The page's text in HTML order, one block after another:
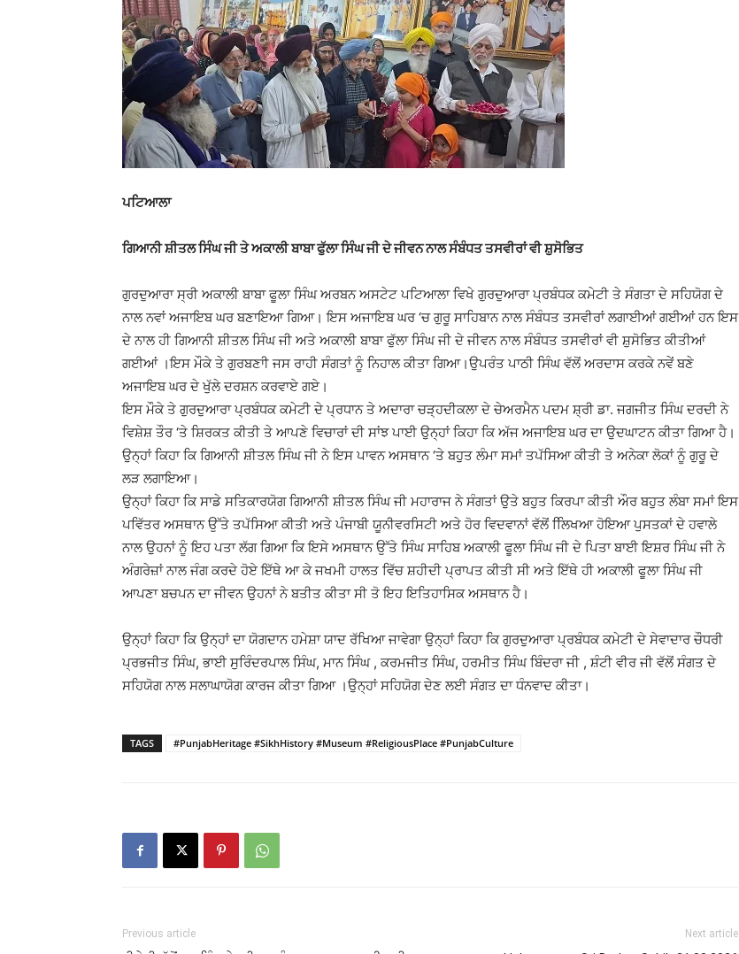
ਪਟਿਆਲਾ
ਗਿਆਨੀ ਸ਼ੀਤਲ ਸਿੰਘ ਜੀ ਤੇ ਅਕਾਲੀ ਬਾਬਾ ਫੁੱਲਾ ਸਿੰਘ ਜੀ ਦੇ ਜੀਵਨ ਨਾਲ ਸੰਬੰਧਤ ਤਸਵੀਰਾਂ ਵੀ ਸ਼ੁਸੋਭਿਤ
ਗੁਰਦੁਆਰਾ ਸ੍ਰੀ ਅਕਾਲੀ ਬਾਬਾ ਫੂਲਾ ਸਿੰਘ ਅਰਬਨ ਅਸਟੇਟ ਪਟਿਆਲਾ ਵਿਖੇ ਗੁਰਦੁਆਰਾ ਪ੍ਰਬੰਧਕ ਕਮੇਟੀ ਤੇ ਸੰਗਤਾ ਦੇ ਸਹਿਯੋਗ ਦੇ
ਨਾਲ ਨਵਾਂ ਅਜਾਇਬ ਘਰ ਬਣਾਇਆ ਗਿਆ। ਇਸ ਅਜਾਇਬ ਘਰ ‘ਚ ਗੁਰੂ ਸਾਹਿਬਾਨ ਨਾਲ ਸੰਬੰਧਤ ਤਸਵੀਰਾਂ ਲਗਾਈਆਂ ਗਈਆਂ ਹਨ ਇਸ
ਦੇ ਨਾਲ ਹੀ ਗਿਆਨੀ ਸ਼ੀਤਲ ਸਿੰਘ ਜੀ ਅਤੇ ਅਕਾਲੀ ਬਾਬਾ ਫੁੱਲਾ ਸਿੰਘ ਜੀ ਦੇ ਜੀਵਨ ਨਾਲ ਸੰਬੰਧਤ ਤਸਵੀਰਾਂ ਵੀ ਸ਼ੁਸੋਭਿਤ ਕੀਤੀਆਂ
ਗਈਆਂ ।ਇਸ ਮੌਕੇ ਤੇ ਗੁਰਬਣਾੀ ਜਸ ਰਾਹੀ ਸੰਗਤਾਂ ਨੂੰ ਨਿਹਾਲ ਕੀਤਾ ਗਿਆ।ਉਪਰੰਤ ਪਾਠੀ ਸਿੰਘ ਵੱਲੋਂ ਅਰਦਾਸ ਕਰਕੇ ਨਵੇਂ ਬਣੇ
ਅਜਾਇਬ ਘਰ ਦੇ ਖੁੱਲੇ ਦਰਸ਼ਨ ਕਰਵਾਏ ਗਏ।
ਇਸ ਮੌਕੇ ਤੇ ਗੁਰਦੁਆਰਾ ਪ੍ਰਬੰਧਕ ਕਮੇਟੀ ਦੇ ਪ੍ਰਧਾਨ ਤੇ ਅਦਾਰਾ ਚੜ੍ਹਦੀਕਲਾ ਦੇ ਚੇਅਰਮੈਨ ਪਦਮ ਸ਼੍ਰੀ ਡਾ. ਜਗਜੀਤ ਸਿੰਘ ਦਰਦੀ ਨੇ
ਵਿਸ਼ੇਸ਼ ਤੌਰ ‘ਤੇ ਸ਼ਿਰਕਤ ਕੀਤੀ ਤੇ ਆਪਣੇ ਵਿਚਾਰਾਂ ਦੀ ਸਾਂਝ ਪਾਈ ਉਨ੍ਹਾਂ ਕਿਹਾ ਕਿ ਅੱਜ ਅਜਾਇਬ ਘਰ ਦਾ ਉਦਘਾਟਨ ਕੀਤਾ ਗਿਆ ਹੈ।
ਉਨ੍ਹਾਂ ਕਿਹਾ ਕਿ ਗਿਆਨੀ ਸ਼ੀਤਲ ਸਿੰਘ ਜੀ ਨੇ ਇਸ ਪਾਵਨ ਅਸਥਾਨ ‘ਤੇ ਬਹੁਤ ਲੰਮਾ ਸਮਾਂ ਤਪੱਸਿਆ ਕੀਤੀ ਤੇ ਅਨੇਕਾ ਲੋਕਾਂ ਨੂੰ ਗੁਰੂ ਦੇ
ਲੜ ਲਗਾਇਆ।
ਉਨ੍ਹਾਂ ਕਿਹਾ ਕਿ ਸਾਡੇ ਸਤਿਕਾਰਯੋਗ ਗਿਆਨੀ ਸ਼ੀਤਲ ਸਿੰਘ ਜੀ ਮਹਾਰਾਜ ਨੇ ਸੰਗਤਾਂ ਉਤੇ ਬਹੁਤ ਕਿਰਪਾ ਕੀਤੀ ਔਰ ਬਹੁਤ ਲੰਬਾ ਸਮਾਂ ਇਸ
ਪਵਿੱਤਰ ਅਸਥਾਨ ਉੱਤੇ ਤਪੱਸਿਆ ਕੀਤੀ ਅਤੇ ਪੰਜਾਬੀ ਯੂਨੀਵਰਸਿਟੀ ਅਤੇ ਹੋਰ ਵਿਦਵਾਨਾਂ ਵੱਲੋਂ ਲਿਿਖਆ ਹੋਇਆ ਪੁਸਤਕਾਂ ਦੇ ਹਵਾਲੇ
ਨਾਲ ਉਹਨਾਂ ਨੂੰ ਇਹ ਪਤਾ ਲੱਗ ਗਿਆ ਕਿ ਇਸੇ ਅਸਥਾਨ ਉੱਤੇ ਸਿੰਘ ਸਾਹਿਬ ਅਕਾਲੀ ਫੂਲਾ ਸਿੰਘ ਜੀ ਦੇ ਪਿਤਾ ਬਾਈ ਇਸ਼ਰ ਸਿੰਘ ਜੀ ਨੇ
ਅੰਗਰੇਜ਼ਾਂ ਨਾਲ ਜੰਗ ਕਰਦੇ ਹੋਏ ਇੱਥੇ ਆ ਕੇ ਜਖਮੀ ਹਾਲਤ ਵਿੱਚ ਸ਼ਹੀਦੀ ਪ੍ਰਾਪਤ ਕੀਤੀ ਸੀ ਅਤੇ ਇੱਥੇ ਹੀ ਅਕਾਲੀ ਫੂਲਾ ਸਿੰਘ ਜੀ
ਆਪਣਾ ਬਚਪਨ ਦਾ ਜੀਵਨ ਉਹਨਾਂ ਨੇ ਬਤੀਤ ਕੀਤਾ ਸੀ ਤੋ ਇਹ ਇਤਿਹਾਸਿਕ ਅਸਥਾਨ ਹੈ।
ਉਨ੍ਹਾਂ ਕਿਹਾ ਕਿ ਉਨ੍ਹਾਂ ਦਾ ਯੋਗਦਾਨ ਹਮੇਸ਼ਾ ਯਾਦ ਰੱਖਿਆ ਜਾਵੇਗਾ ਉਨ੍ਹਾਂ ਕਿਹਾ ਕਿ ਗੁਰਦੁਆਰਾ ਪ੍ਰਬੰਧਕ ਕਮੇਟੀ ਦੇ ਸੇਵਾਦਾਰ ਚੌਧਰੀ
ਪ੍ਰਭਜੀਤ ਸਿੰਘ, ਭਾਈ ਸੁਰਿੰਦਰਪਾਲ ਸਿੰਘ, ਮਾਨ ਸਿੰਘ , ਕਰਮਜੀਤ ਸਿੰਘ, ਹਰਮੀਤ ਸਿੰਘ ਬਿੰਦਰਾ ਜੀ , ਸ਼ੰਟੀ ਵੀਰ ਜੀ ਵੱਲੋਂ ਸੰਗਤ ਦੇ
ਸਹਿਯੋਗ ਨਾਲ ਸਲਾਘਾਯੋਗ ਕਾਰਜ ਕੀਤਾ ਗਿਆ ।ਉਨ੍ਹਾਂ ਸਹਿਯੋਗ ਦੇਣ ਲਈ ਸੰਗਤ ਦਾ ਧੰਨਵਾਦ ਕੀਤਾ।
TAGS #PunjabHeritage #SikhHistory #Museum #ReligiousPlace #PunjabCulture
Previous article Next article